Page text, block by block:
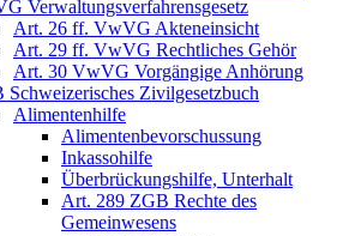
Verwaltungsverfahrensgesetz
Art. 26 ff. VwVG Akteneinsicht
Art. 29 ff. VwVG Rechtliches Gehör
Art. 30 VwVG Vorgängige Anhörung
Schweizerisches Zivilgesetzbuch
Alimentenhilfe
Alimentenbevorschussung
Inkassohilfe
Überbrückungshilfe, Unterhalt
Art. 289 ZGB Rechte des
Gemeinwesens